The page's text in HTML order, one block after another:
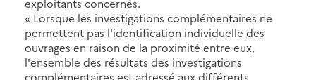
« Lorsque les investigations complémentaires ne
permettent pas l'identification individuelle des
ouvrages en raison de la proximité entre eux,
l'ensemble des résultats des investigations
complémentaires est adressé aux différents